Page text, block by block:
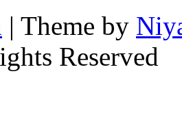
| Theme by
Reserved